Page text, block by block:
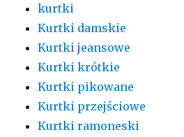
kurtki
Kurtki damskie
Kurtki jeansowe
Kurtki krótkie
Kurtki pikowane
Kurtki przejściowe
Kurtki ramoneski